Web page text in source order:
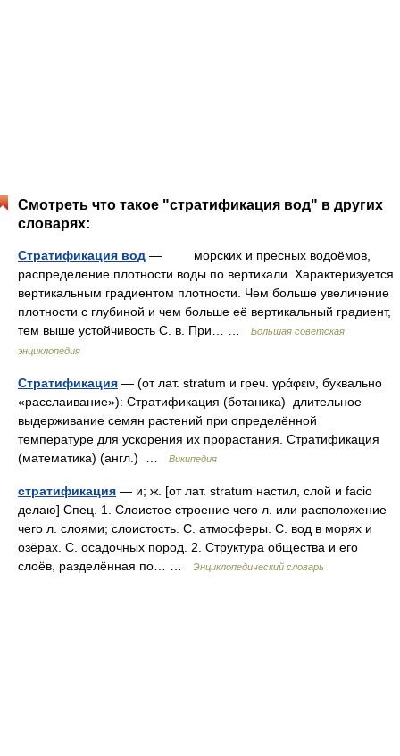
Смотреть что такое "стратификация вод" в других
словарях:
Стратификация вод — морских и пресных водоёмов,
распределение плотности воды по вертикали. Характеризуется
вертикальным градиентом плотности. Чем больше увеличение
плотности с глубиной и чем больше её вертикальный градиент,
тем выше устойчивость С. в. При… …
Большая советская
энциклопедия
Стратификация — (от лат. stratum и греч. γράφειν, буквально
«расслаивание»): Стратификация (ботаника) длительное
выдерживание семян растений при определённой
температуре для ускорения их прорастания. Стратификация
(математика) (англ.) …
Википедия
стратификация — и; ж. [от лат. stratum настил, слой и facio
делаю] Спец. 1. Слоистое строение чего л. или расположение
чего л. слоями; слоистость. С. атмосферы. С. вод в морях и
озёрах. С. осадочных пород. 2. Структура общества и его
слоёв, разделённая по… …
Энциклопедический словарь